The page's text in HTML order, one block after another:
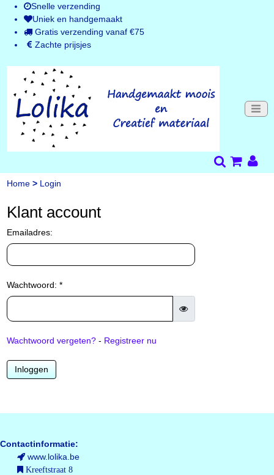
Snelle verzending
Uniek en handgemaakt
Gratis verzending vanaf €75
Zachte prijsjes
Home > Login
Klant account
Emailadres:
Wachtwoord: *
Wachtwoord vergeten?- Registreer nu
Inloggen
Contactinformatie:
www.lolika.be
Kreeftstraat 8